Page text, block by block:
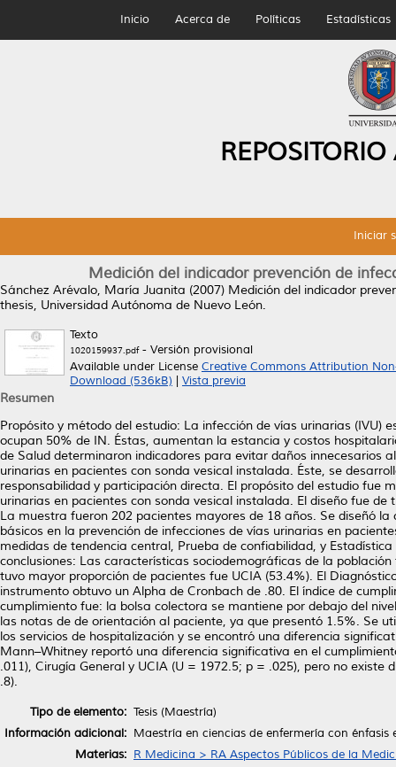
Inicio Acerca de Políticas Estadísticas
Iniciar
Medición del indicador prevención de
Sánchez Arévalo, María Juanita (2007) Medición del indicador
thesis, Universidad Autónoma de Nuevo León.
Texto
1020159937.pdf- Versión provisional
Available under License Creative Commons Attribution
Download (536kB)
Vista previa
Resumen
Propósito y método del estudio: La infección de vías urinarias (IVU)
ocupan 50% de IN. Éstas, aumentan la estancia y costos
de Salud determinaron indicadores para evitar daños innecesarios
urinarias en pacientes con sonda vesical instalada. Éste, se
responsabilidad y participación directa. El propósito del estudio fue
urinarias en pacientes con sonda vesical instalada. El diseño fue
La muestra fueron 202 pacientes mayores de 18 años. Se diseñó
básicos en la prevención de infecciones de vías urinarias en
medidas de tendencia central, Prueba de confiabilidad, y
conclusiones: Las características sociodemográficas de la
tuvo mayor proporción de pacientes fue UCIA (53.4%). El
instrumento obtuvo un Alpha de Cronbach de .80. El índice de
cumplimiento fue: la bolsa colectora se mantiene por debajo del
las notas de de orientación al paciente, ya que presentó 1.5%. Se
los servicios de hospitalización y se encontró una diferencia
Mann–Whitney reportó una diferencia significativa en el
.011), Cirugía General y UCIA (U = 1972.5; p = .025), pero no
.8).
Tipo de elemento: Tesis (Maestría)
Información adicional: Maestría en ciencias de enfermería con énfasis
Materias: R Medicina > RA Aspectos Públicos de la